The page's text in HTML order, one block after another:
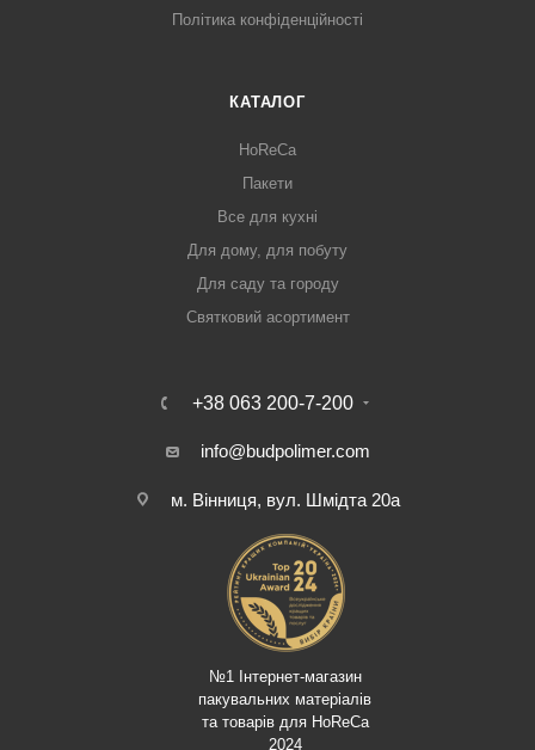
Політика конфіденційності
КАТАЛОГ
HoReCa
Пакети
Все для кухні
Для дому, для побуту
Для саду та городу
Святковий асортимент
+38 063 200-7-200
info@budpolimer.com
м. Вінниця, вул. Шмідта 20а
№1 Інтернет-магазин
пакувальних матеріалів
та товарів для HoReCa
2024